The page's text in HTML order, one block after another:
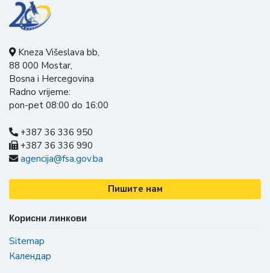
Kneza Višeslava bb,
88 000 Mostar,
Bosna i Hercegovina
Radno vrijeme:
pon-pet 08:00 do 16:00
+387 36 336 950
+387 36 336 990
agencija@fsa.gov.ba
Пишите нам
Корисни линкови
Sitemap
Календар